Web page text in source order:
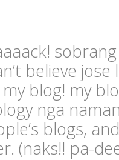
believe
blog! my
nga
blogs,
(naks!! pa-